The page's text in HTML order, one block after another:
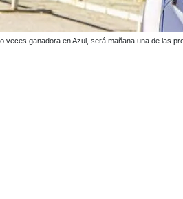
veces ganadora en Azul, será mañana una de las